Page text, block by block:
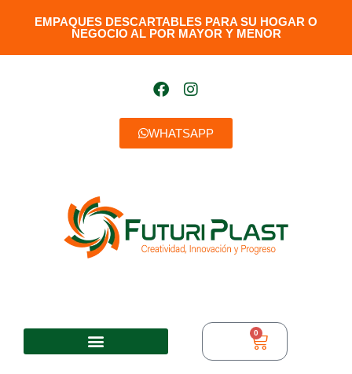
EMPAQUES DESCARTABLES PARA SU HOGAR O
NEGOCIO AL POR MAYOR Y MENOR​
WHATSAPP
0